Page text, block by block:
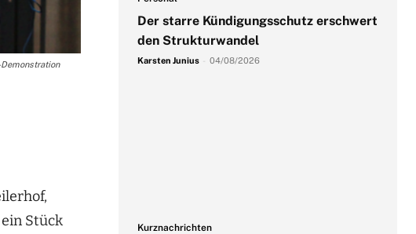
Stück
Der starre Kündigungsschutz erschwert
den Strukturwandel
Karsten Junius 04/08/2026
Kurznachrichten